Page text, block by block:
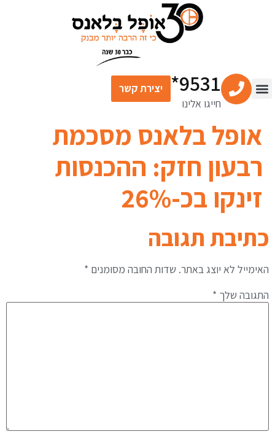
9531*
חייגו אלינו
יצירת קשר
אופל בלאנס מסכמת
רבעון חזק: ההכנסות
זינקו בכ-26%
כתיבת תגובה
האימייל לא יוצג באתר. שדות החובה מסומנים *
התגובה שלך *